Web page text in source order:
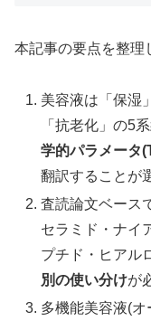
本記事の要点を整理
美容液は「保湿
「抗老化」の5
学的パラメータ
翻訳することが
査読論文ベース
セラミド・ナイ
プチド・ヒアル
別の使い分けが
多機能美容液(